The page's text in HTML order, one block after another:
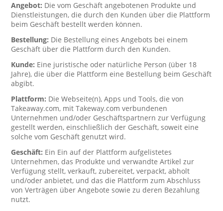
Angebot: Die vom Geschäft angebotenen Produkte und
Dienstleistungen, die durch den Kunden über die Plattform
beim Geschäft bestellt werden können.
Bestellung: Die Bestellung eines Angebots bei einem
Geschäft über die Plattform durch den Kunden.
Kunde: Eine juristische oder natürliche Person (über 18
Jahre), die über die Plattform eine Bestellung beim Geschäft
abgibt.
Plattform: Die Webseite(n), Apps und Tools, die von
Takeaway.com, mit Takeway.com verbundenen
Unternehmen und/oder Geschäftspartnern zur Verfügung
gestellt werden, einschließlich der Geschäft, soweit eine
solche vom Geschäft genutzt wird.
Geschäft: Ein Ein auf der Plattform aufgelistetes
Unternehmen, das Produkte und verwandte Artikel zur
Verfügung stellt, verkauft, zubereitet, verpackt, abholt
und/oder anbietet, und das die Plattform zum Abschluss
von Verträgen über Angebote sowie zu deren Bezahlung
nutzt.